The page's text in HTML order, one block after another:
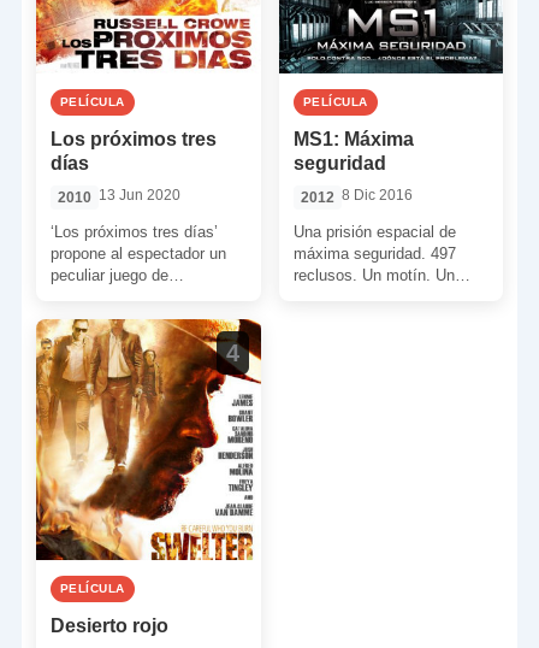
PELÍCULA
Los próximos tres
días
2010 13 Jun 2020
‘Los próximos tres días’
propone al espectador un
peculiar juego de
¿Qué haríamos y hasta
dónde estaríamos
dispuestos […]
PELÍCULA
MS1: Máxima
seguridad
2012 8 Dic 2016
Una prisión espacial de
máxima seguridad. 497
reclusos. Un motín. Un
4
PELÍCULA
Desierto rojo